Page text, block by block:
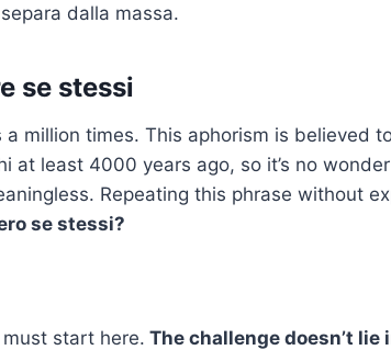
dalla massa.
se stessi
a million times. This aphorism is believed
at least 4000 years ago, so it’s no
Repeating this phrase without
se stessi?
must start here. The challenge doesn’t